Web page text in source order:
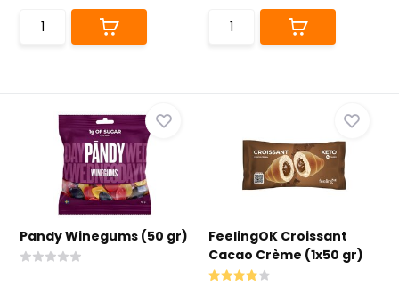
Pandy Winegums (50 gr)
FeelingOK Croissant
Cacao Crème (1x50 gr)